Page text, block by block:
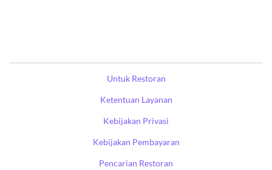
Untuk Restoran
Ketentuan Layanan
Kebijakan Privasi
Kebijakan Pembayaran
Pencarian Restoran